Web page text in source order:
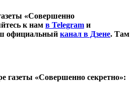
«Совершенно
к нам в Telegram и
официальный канал в Дзене. Там
газеты «Совершенно секретно»: